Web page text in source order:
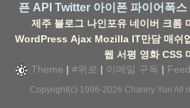
픈 API Twitter 아이폰 파이어폭스
제주 블로그 나인포유 네이버 크롬
WordPress Ajax Mozilla IT만담 매쉬
웹 서평 영화 CSS
Theme | #위로 | 이메일 구독 |
Copyright(c) 1996-2026 Channy Yun All